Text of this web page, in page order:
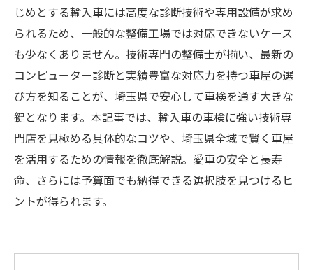
じめとする輸入車には高度な診断技術や専用設備が求め
られるため、一般的な整備工場では対応できないケース
も少なくありません。技術専門の整備士が揃い、最新の
コンピューター診断と実績豊富な対応力を持つ車屋の選
び方を知ることが、埼玉県で安心して車検を通す大きな
鍵となります。本記事では、輸入車の車検に強い技術専
門店を見極める具体的なコツや、埼玉県全域で賢く車屋
を活用するための情報を徹底解説。愛車の安全と長寿
命、さらには予算面でも納得できる選択肢を見つけるヒ
ントが得られます。